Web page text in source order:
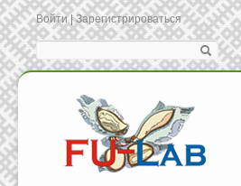
Войти|Зарегистрироваться